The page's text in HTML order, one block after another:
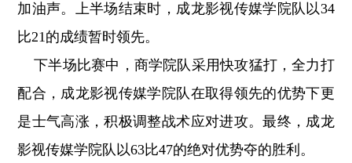
加油声。上半场结束时，成龙影视传媒学院队以34
比21的成绩暂时领先。
下半场比赛中，商学院队采用快攻猛打，全力打
配合，成龙影视传媒学院队在取得领先的优势下更
是士气高涨，积极调整战术应对进攻。最终，成龙
影视传媒学院队以63比47的绝对优势夺的胜利。